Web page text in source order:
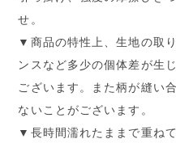
せ。
▼商品の特性上、生地の取
ンスなど多少の個体差が生
ございます。また柄が縫い
ないことがございます。
▼長時間濡れたままで重ね